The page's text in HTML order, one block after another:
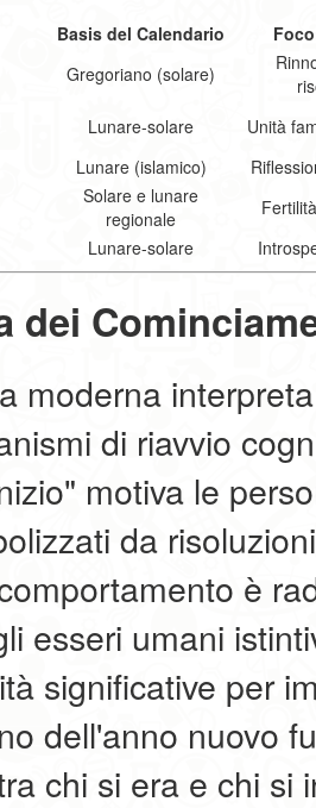
Basis del Calendario
Gregoriano (solare)
Lunare-solare
Unità
Lunare (islamico)
Solare e lunare
regionale
Lunare-solare
dei
moderna
di riavvio
motiva le
da
è
esseri umani
significative per
dell'anno nuovo
chi si era e chi si